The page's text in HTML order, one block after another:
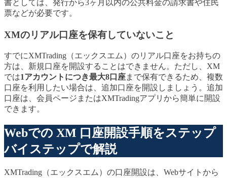
書としては、発行から3ヶ月以内の公共料金の請求書や住民
票などが必要です。
XMのリアル口座を保有していないこと
すでにXMTrading（エックスエム）のリアル口座をお持ちの
方は、新規口座を開設することはできません。ただし、XM
では1アカウントにつき最大8口座まで保有できるため、複数
口座を利用したい場合は、追加口座を開設しましょう。追加
口座は、会員ページまたはXMTradingアプリから簡単に開設
できます。
Webでの XM 口座開設手順をステップ
バイステップで解説
XMTrading（エックスエム）の口座開設は、Webサイトから